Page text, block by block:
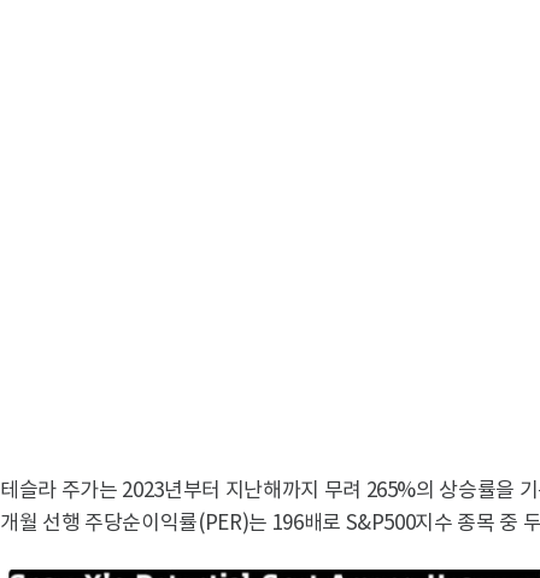
테슬라 주가는 2023년부터 지난해까지 무려 265%의 상승률을
개월 선행 주당순이익률(PER)는 196배로 S&P500지수 종목 중